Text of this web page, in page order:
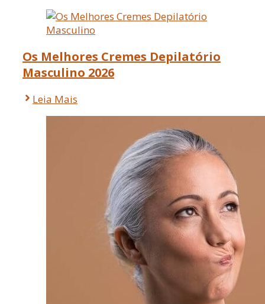
Os Melhores Cremes Depilatório
Masculino 2026
Leia Mais